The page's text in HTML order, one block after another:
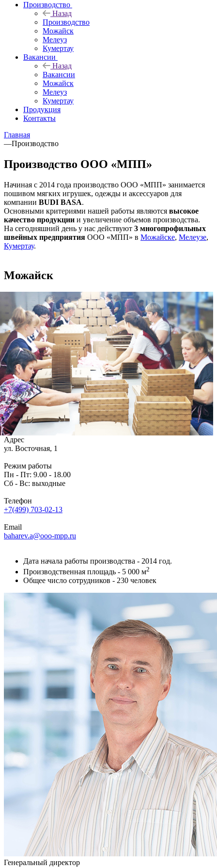
Производство
Назад
Производство
Можайск
Мелеуз
Кумертау
Вакансии
Назад
Вакансии
Можайск
Мелеуз
Кумертау
Продукция
Контакты
Главная
—Производство
Производство ООО «МПП»
Начиная с 2014 года производство ООО «МПП» занимается
пошивом мягких игрушек, одежды и аксессуаров для
компании BUDI BASA.
Основными критериями нашей работы являются высокое
качество продукции и увеличение объемов производства.
На сегодняшний день у нас действуют 3 многопрофильных
швейных предприятия ООО «МПП» в Можайске, Мелеузе,
Кумертау.
Можайск
Адрес
ул. Восточная, 1
Режим работы
Пн - Пт: 9.00 - 18.00
Сб - Вс: выходные
Телефон
+7(499) 703-02-13
Email
baharev.a@ooo-mpp.ru
Дата начала работы производства - 2014 год.
Производственная площадь - 5 000 м2
Общее число сотрудников - 230 человек
Генеральный директор